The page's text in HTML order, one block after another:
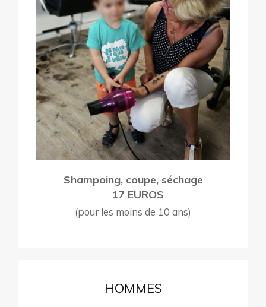
Shampoing, coupe, séchage
17 EUROS
(pour les moins de 10 ans)
HOMMES